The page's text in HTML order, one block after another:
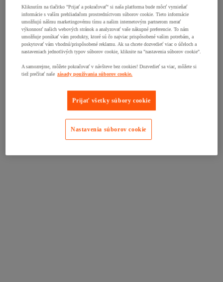
Kliknutím na tlačitko "Prijať a pokračovať" si naša platforma bude môcť vymieňať
informácie s vaším prehliadačom prostredníctvom súborov cookie. Tieto informácie
umožňujú nášmu marketingovému tímu a našim internetovým partnerom merať
výkonnosť našich webových stránok a analyzovať vaše nákupné preferencie. To nám
umožňuje ponúkať vám produkty, ktoré sú čo najviac prispôsobené vašim potrebám, a
poskytovať vám vhodnú/prispôsobené reklamu. Ak sa chcete dozvedieť viac o účeloch a
nastaveniach jednotlivých typov súborov cookie, kliknite na "nastavenia súborov cookie".
A samozrejme, môžete pokračovať v návšteve bez cookies! Dozvedieť sa viac, môžete si
tiež prečítať naše zásady používania súborov cookie.
Prijať všetky súbory cookie
Nastavenia súborov cookie